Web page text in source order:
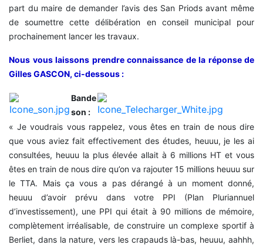
part du maire de demander l’avis des San Priods avant même
de soumettre cette délibération en conseil municipal pour
prochainement lancer les travaux.
Nous vous laissons prendre connaissance de la réponse de
Gilles GASCON, ci-dessous :
Bande
son :
« Je voudrais vous rappelez, vous êtes en train de nous dire
que vous aviez fait effectivement des études, heuuu, je les ai
consultées, heuuu la plus élevée allait à 6 millions HT et vous
êtes en train de nous dire qu’on va rajouter 15 millions heuuu sur
le TTA. Mais ça vous a pas dérangé à un moment donné,
heuuu d’avoir prévu dans votre PPI (Plan Pluriannuel
d’investissement), une PPI qui était à 90 millions de mémoire,
complètement irréalisable, de construire un complexe sportif à
Berliet, dans la nature, vers les crapauds là-bas, heuuu, aahhh,